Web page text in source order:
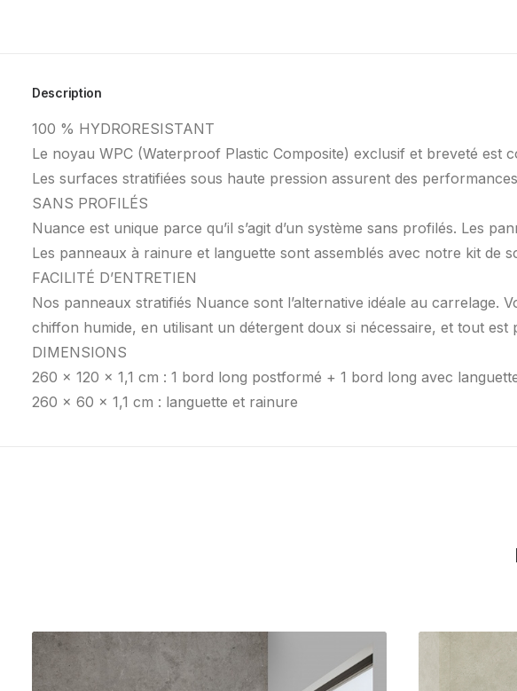
Description
100 % HYDRORESISTANT
Le noyau WPC (Waterproof Plastic Composite) exclusif et breveté est
Les surfaces stratifiées sous haute pression assurent des
SANS PROFILÉS
Nuance est unique parce qu’il s’agit d’un système sans profilés. Les
Les panneaux à rainure et languette sont assemblés avec notre kit de
FACILITÉ D’ENTRETIEN
Nos panneaux stratifiés Nuance sont l’alternative idéale au carrelage.
chiffon humide, en utilisant un détergent doux si nécessaire, et tout est
DIMENSIONS
260 x 120 x 1,1 cm : 1 bord long postformé + 1 bord long avec
260 x 60 x 1,1 cm : languette et rainure